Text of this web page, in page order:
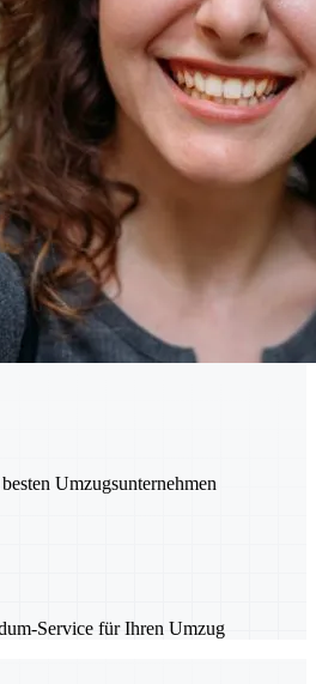
Umzugsunternehmen
Service für Ihren Umzug